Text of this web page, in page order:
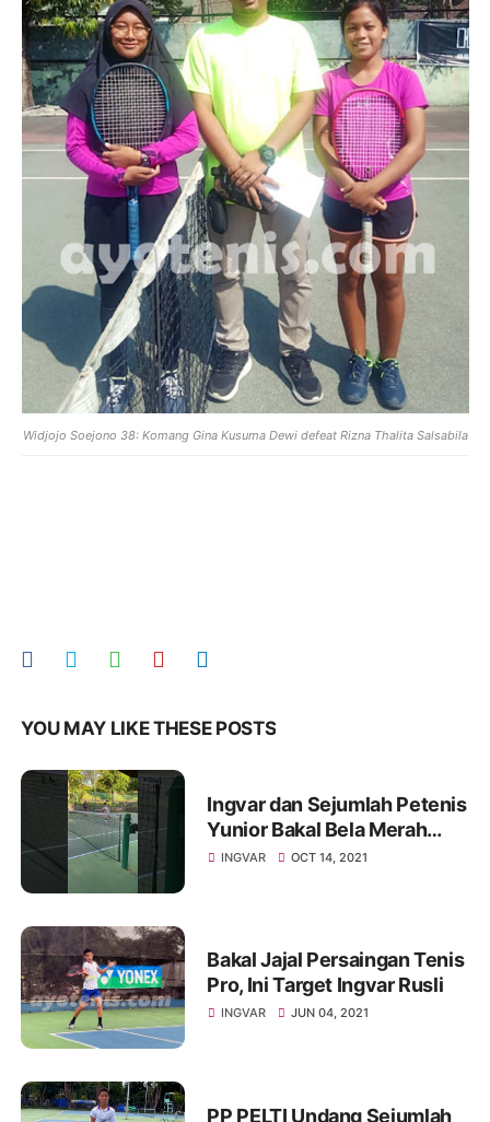
Widjojo Soejono 38: Komang Gina Kusuma Dewi defeat Rizna Thalita Salsabila
YOU MAY LIKE THESE POSTS
Ingvar dan Sejumlah Petenis
Yunior Bakal Bela Merah
Putih di Amerika Serikat
INGVAR OCT 14, 2021
Bakal Jajal Persaingan Tenis
Pro, Ini Target Ingvar Rusli
INGVAR JUN 04, 2021
PP PELTI Undang Sejumlah